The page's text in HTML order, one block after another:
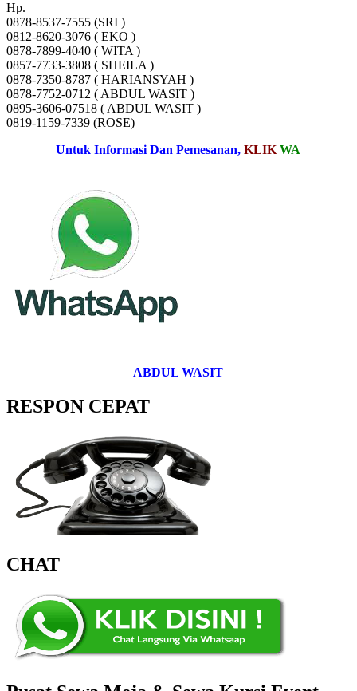
Hp.
0878-8537-7555 (SRI )
0812-8620-3076 ( EKO )
0878-7899-4040 ( WITA )
0857-7733-3808 ( SHEILA )
0878-7350-8787 ( HARIANSYAH )
0878-7752-0712 ( ABDUL WASIT )
0895-3606-07518 ( ABDUL WASIT )
0819-1159-7339 (ROSE)
Untuk Informasi Dan Pemesanan,KLIK WA
ABDUL WASIT
RESPON CEPAT
CHAT